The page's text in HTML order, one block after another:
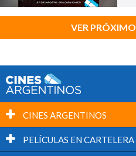
VER
CINES ARGENTINOS
PELÍCULAS EN CARTELERA